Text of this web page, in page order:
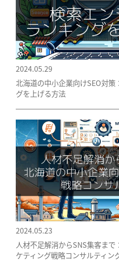
2024.05.29
北海道の中小企業向けSEO対
グを上げる方法
2024.05.23
人材不足解消からSNS集客ま
ケティング戦略コンサルティン